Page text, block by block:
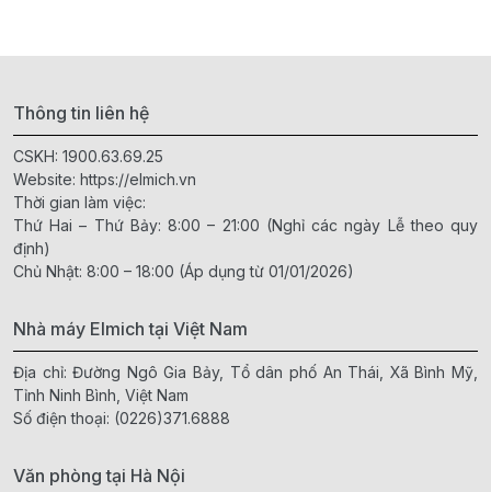
Thông tin liên hệ
CSKH: 1900.63.69.25
Website: https://elmich.vn
Thời gian làm việc:
Thứ Hai – Thứ Bảy: 8:00 – 21:00 (Nghỉ các ngày Lễ theo quy
định)
Chủ Nhật: 8:00 – 18:00 (Áp dụng từ 01/01/2026)
Nhà máy Elmich tại Việt Nam
Địa chỉ: Đường Ngô Gia Bảy, Tổ dân phố An Thái, Xã Bình Mỹ,
Tỉnh Ninh Bình, Việt Nam
Số điện thoại: (0226)371.6888
Văn phòng tại Hà Nội